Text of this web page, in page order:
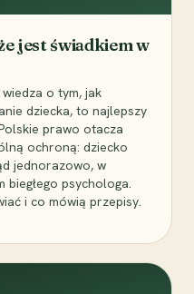
jest świadkiem w
o tym, jak
dziecka, to najlepszy
prawo otacza
ochroną: dziecko
jednorazowo, w
biegłego psychologa.
i co mówią przepisy.